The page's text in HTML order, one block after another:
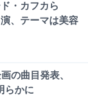
・カフカら
、テーマは美容
の曲目発表、
らかに